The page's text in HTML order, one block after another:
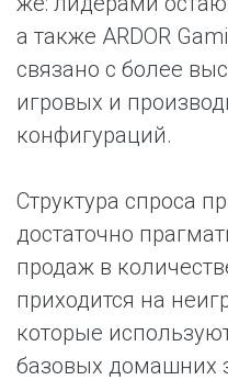
а также ARDOR
связано с более
игровых и
конфигураций.
Структура спроса
достаточно
продаж в
приходится на
которые
базовых домашних